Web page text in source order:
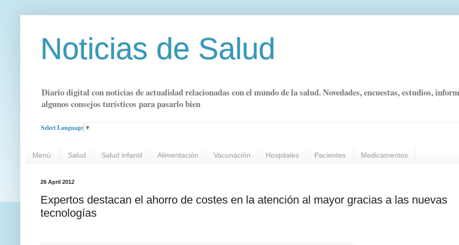
Noticias de Salud
Diario digital con noticias de actualidad relacionadas con el mundo de la salud. Novedades, encuestas, estudios,
algunos consejos turísticos para pasarlo bien
Select Language ▼
Menú: Salud Salud infantil Alimentación Vacunación Hospitales Pacientes Medicamentos
26 April 2012
Expertos destacan el ahorro de costes en la atención al mayor gracias a las nuevas
tecnologías